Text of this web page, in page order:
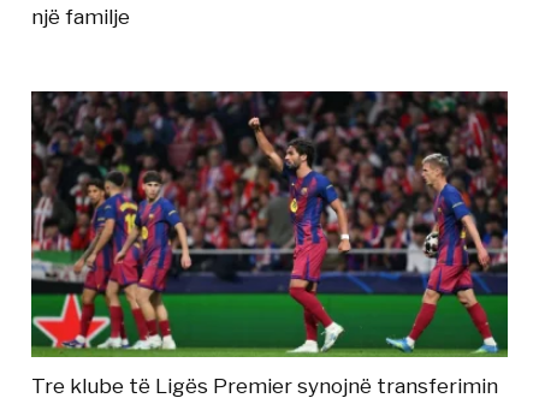
një familje
Tre klube të Ligës Premier synojnë transferimin